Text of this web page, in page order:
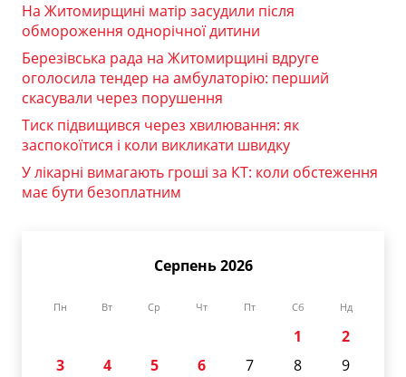
На Житомирщині матір засудили після
обмороження однорічної дитини
Березівська рада на Житомирщині вдруге
оголосила тендер на амбулаторію: перший
скасували через порушення
Тиск підвищився через хвилювання: як
заспокоїтися і коли викликати швидку
У лікарні вимагають гроші за КТ: коли обстеження
має бути безоплатним
Серпень 2026
Пн Вт Ср Чт Пт Сб Нд
1
2
3
4 5 6 7 8
9